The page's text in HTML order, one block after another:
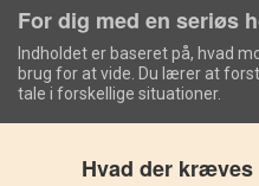
For dig med en seriøs
Indholdet er baseret på, hvad
brug for at vide. Du lærer at
tale i forskellige situationer.
Hvad der